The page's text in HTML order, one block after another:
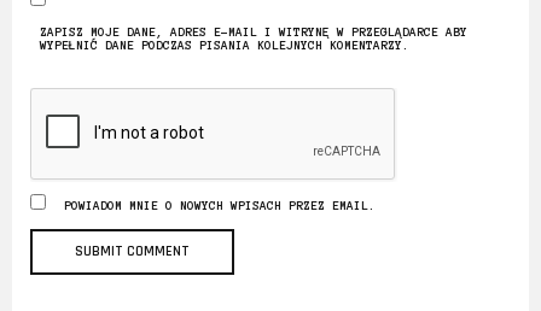
ZAPISZ MOJE DANE, ADRES E-MAIL I WITRYNĘ W PRZEGLĄDARCE ABY
WYPEŁNIĆ DANE PODCZAS PISANIA KOLEJNYCH KOMENTARZY.
POWIADOM MNIE O NOWYCH WPISACH PRZEZ EMAIL.